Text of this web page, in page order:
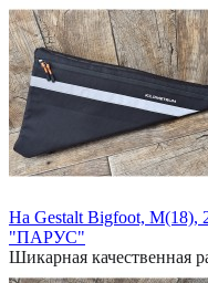
На Gestalt Bigfoot, M(18),
"ПАРУС"
Шикарная качественная